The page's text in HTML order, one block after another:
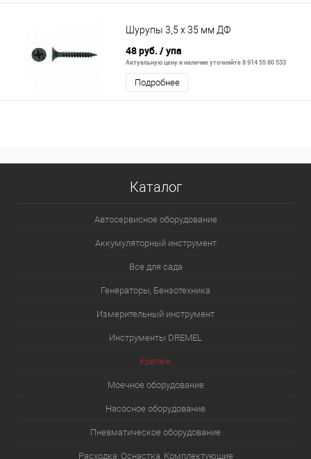
Шурупы 3,5 х 35 мм ДФ
48 руб. / упа
Актуальную цену и наличие уточняйте 8 914 55 80 533
Подробнее
Каталог
Автосервисное оборудование
Аккумуляторный инструмент
Все для сада
Генераторы, Бензотехника
Измерительный инструмент
Инструменты DREMEL
Крепеж
Моечное оборудование
Насосное оборудование
Пневматическое оборудование
Расходка, Оснастка, Комплектующие